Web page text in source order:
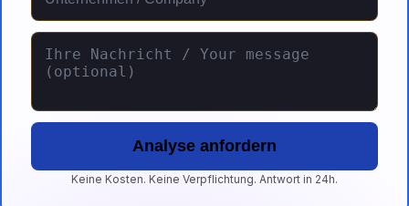
Analyse anfordern
Keine Kosten. Keine Verpflichtung. Antwort in 24h.